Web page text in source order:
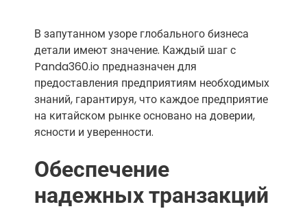
В запутанном узоре глобального бизнеса
детали имеют значение. Каждый шаг с
Panda360.io предназначен для
предоставления предприятиям необходимых
знаний, гарантируя, что каждое предприятие
на китайском рынке основано на доверии,
ясности и уверенности.
Обеспечение
надежных транзакций